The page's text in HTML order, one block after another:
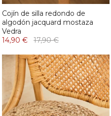
Cojín de silla redondo de
algodón jacquard mostaza
Vedra
14,90 €
17,90 €